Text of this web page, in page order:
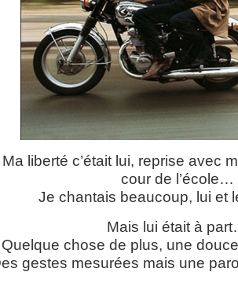
Ma liberté c’était lui, reprise avec
cour de l’école…
Je chantais beaucoup, lui et
Mais lui était à
Quelque chose de plus, une
gestes mesurées mais une